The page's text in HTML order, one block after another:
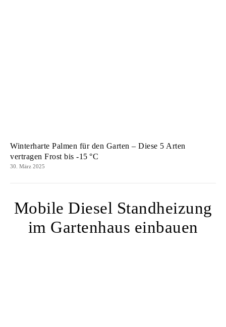
Winterharte Palmen für den Garten – Diese 5 Arten
vertragen Frost bis -15 °C
30. März 2025
Mobile Diesel Standheizung
im Gartenhaus einbauen